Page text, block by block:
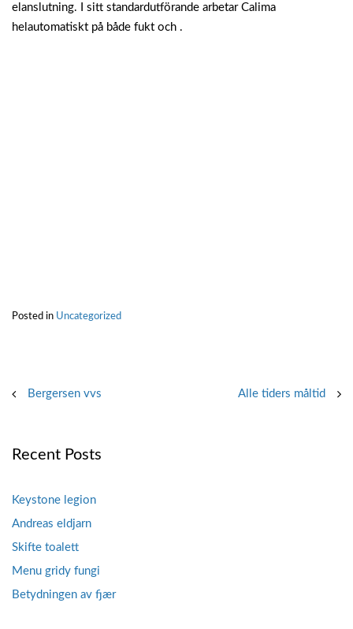
elanslutning. I sitt standardutförande arbetar Calima
helautomatiskt på både fukt och .
Posted in Uncategorized
PostBergersen vvs Alle tiders måltid
Recent Posts
Keystone legion
Andreas eldjarn
Skifte toalett
Menu gridy fungi
Betydningen av fjær